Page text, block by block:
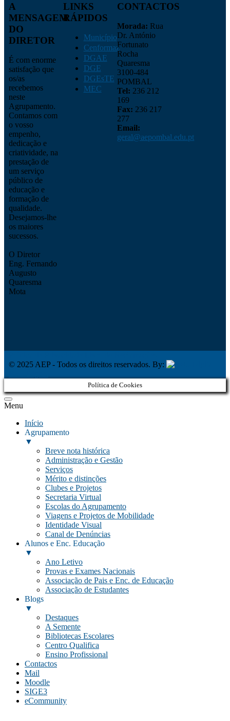
A
MENSAGEM
DO
DIRETOR
É com enorme
satisfação que
os/as
recebemos
neste
Agrupamento.
Contamos com
o vosso
empenho,
dedicação e
criatividade, na
prestação de
um serviço
público de
educação e
formação de
qualidade.
Desejamos-lhe
os maiores
sucessos.
O Diretor
Eng. Fernando
Augusto
Quaresma
Mota
LINKS
RÁPIDOS
Município
Cenformaz
DGAE
DGE
DGEsTE
MEC
CONTACTOS
Morada: Rua
Dr. António
Fortunato
Rocha
Quaresma
3100-484
POMBAL
Tel: 236 212
169
Fax: 236 217
277
Email:
geral@aepombal.edu.pt
© 2025 AEP - Todos os direitos reservados. By:
Política de Cookies
Menu
Início
Agrupamento
▼
Breve nota histórica
Administração e Gestão
Serviços
Mérito e distinções
Clubes e Projetos
Secretaria Virtual
Escolas do Agrupamento
Viagens e Projetos de Mobilidade
Identidade Visual
Canal de Denúncias
Alunos e Enc. Educação
▼
Ano Letivo
Provas e Exames Nacionais
Associação de Pais e Enc. de Educação
Associação de Estudantes
Blogs
▼
Destaques
A Semente
Bibliotecas Escolares
Centro Qualifica
Ensino Profissional
Contactos
Mail
Moodle
SIGE3
eCommunity